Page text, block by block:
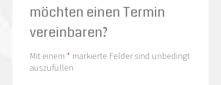
möchten einen Termin
vereinbaren?
Mit einem * markierte Felder sind unbedingt
auszufüllen